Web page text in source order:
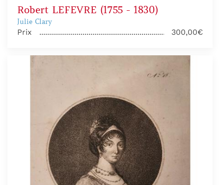
Robert LEFEVRE (1755 - 1830)
Julie Clary
Prix 300,00€